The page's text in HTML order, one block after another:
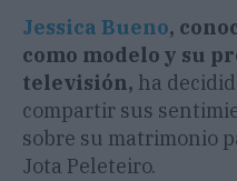
Jessica Bueno,
como modelo y su
televisión, ha
compartir sus
sobre su matrimonio
Jota Peleteiro.